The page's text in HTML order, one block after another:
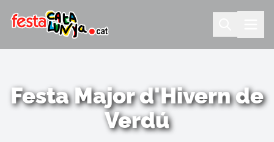
Festa Major d'Hivern de
Verdú